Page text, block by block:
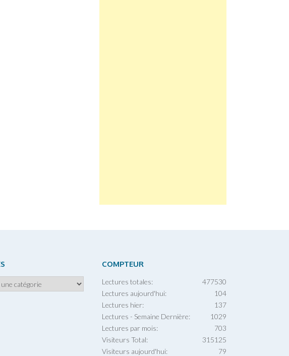
COMPTEUR
477530
Lectures totales:
104
Lectures aujourd'hui:
137
Lectures hier:
1029
Lectures - Semaine Dernière:
703
Lectures par mois:
315125
Visiteurs Total:
79
Visiteurs aujourd'hui: